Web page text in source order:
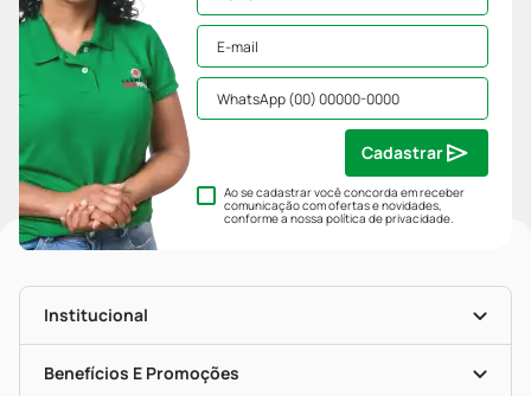
Ao se cadastrar você concorda em receber
comunicação com ofertas e novidades,
conforme a nossapolítica de privacidade.
Cadastrar
Institucional
História
Nossas Lojas
Benefícios E Promoções